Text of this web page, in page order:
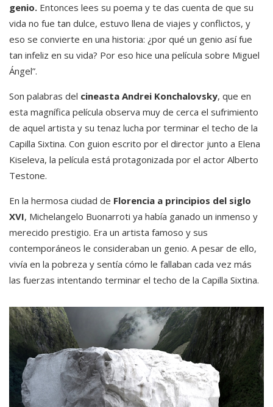
genio. Entonces lees su poema y te das cuenta de que su
vida no fue tan dulce, estuvo llena de viajes y conflictos, y
eso se convierte en una historia: ¿por qué un genio así fue
tan infeliz en su vida? Por eso hice una película sobre Miguel
Ángel”.
Son palabras del cineasta Andrei Konchalovsky, que en
esta magnífica película observa muy de cerca el sufrimiento
de aquel artista y su tenaz lucha por terminar el techo de la
Capilla Sixtina. Con guion escrito por el director junto a Elena
Kiseleva, la película está protagonizada por el actor Alberto
Testone.
En la hermosa ciudad de Florencia a principios del siglo
XVI, Michelangelo Buonarroti ya había ganado un inmenso y
merecido prestigio. Era un artista famoso y sus
contemporáneos le consideraban un genio. A pesar de ello,
vivía en la pobreza y sentía cómo le fallaban cada vez más
las fuerzas intentando terminar el techo de la Capilla Sixtina.